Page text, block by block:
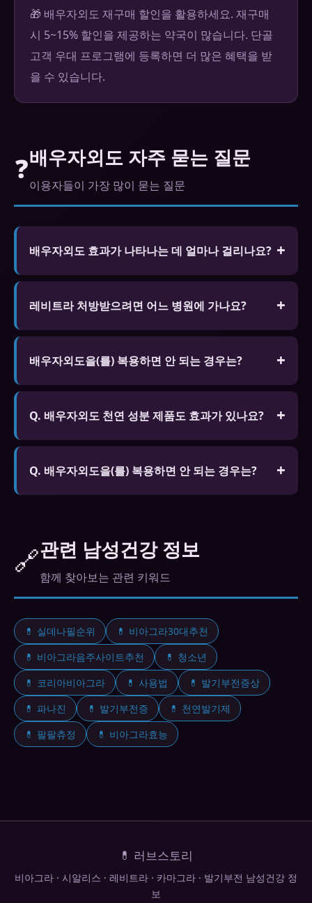
🎁 배우자외도 재구매 할인을 활용하세요. 재구매
시 5~15% 할인을 제공하는 약국이 많습니다. 단골
고객 우대 프로그램에 등록하면 더 많은 혜택을 받
을 수 있습니다.
❓배우자외도 자주 묻는 질문
이용자들이 가장 많이 묻는 질문
배우자외도 효과가 나타나는 데 얼마나 걸리나요?
일반적으로 복용 후 30분~1시간 후에 효과가 나타납
니다. 고지방 식사 후 복용하면 흡수가 지연될 수 있
레비트라 처방받으려면 어느 병원에 가나요?
비뇨기과 전문입니다. 비대면 진료 앱(닥터나우 등)
으로도 처방받을 수 있습니다.
배우자외도을(를) 복용하면 안 되는 경우는?
질산염 계열 약물을 복용 중인 분, 심각한 심장 질환,
저혈압, 심각한 간/신장 질환이 있는 분은 복용 전 반
Q. 배우자외도 천연 성분 제품도 효과가 있나요?
A. 홍삼, 마카, 아르기닌 등 천연 성분이 포함된 제품
은 화학 성분보다 효과는 약하지만 장기 복용이 가능
Q. 배우자외도을(를) 복용하면 안 되는 경우는?
반드시 전문가와 상담하세요.
🔗관련 남성건강 정보
함께 찾아보는 관련 키워드
💊 실데나필순위
💊 비아그라30대추천
💊 비아그라음주사이트추천
💊 청소년
💊 코리아비아그라
💊 사용법
💊 발기부전증상
💊 파나진
💊 발기부전증
💊 천연발기제
💊 팔팔츄정
💊 비아그라효능
💊 러브스토리
비아그라 · 시알리스 · 레비트라 · 카마그라 · 발기부전 남성건강 정
보